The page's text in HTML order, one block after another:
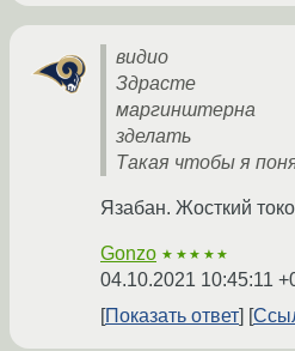
видио
Здрасте
маргинштерна
зделать
Такая чтобы я
Язабан. Жосткий
Gonzo ★★★★★
04.10.2021 10:45:11
Показать ответ